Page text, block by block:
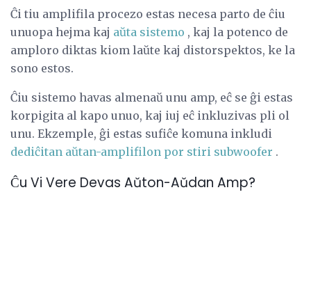
Ĉi tiu amplifila procezo estas necesa parto de ĉiu
unuopa hejma kaj aŭta sistemo , kaj la potenco de
amploro diktas kiom laŭte kaj distorspektos, ke la
sono estos.
Ĉiu sistemo havas almenaŭ unu amp, eĉ se ĝi estas
korpigita al kapo unuo, kaj iuj eĉ inkluzivas pli ol
unu. Ekzemple, ĝi estas sufiĉe komuna inkludi
dediĉitan aŭtan-amplifilon por stiri subwoofer .
Ĉu Vi Vere Devas Aŭton-Aŭdan Amp?